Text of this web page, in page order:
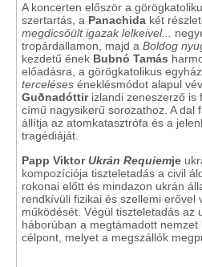
A koncerten először a
szertartás, a Panachida két
megdicsőült igazak lelkeivel...
tropárdallamon, majd a Boldog
kezdetű ének Bubnó Tamás
előadásra, a görögkatolikus
terceléses éneklésmódot alapul
Guðnadóttirizlandi zeneszerző is
című nagysikerű sorozathoz. A dal
állítja az atomkatasztrófa és a
tragédiáját.
Papp ViktorUkrán Requiemje
kompozíciója tiszteletadás a civil
rokonai előtt és mindazon ukrán
rendkívüli fizikai és szellemi erővel
működését. Végül tiszteletadás az
háborúban a megtámadott
célpont, melyet a megszállók